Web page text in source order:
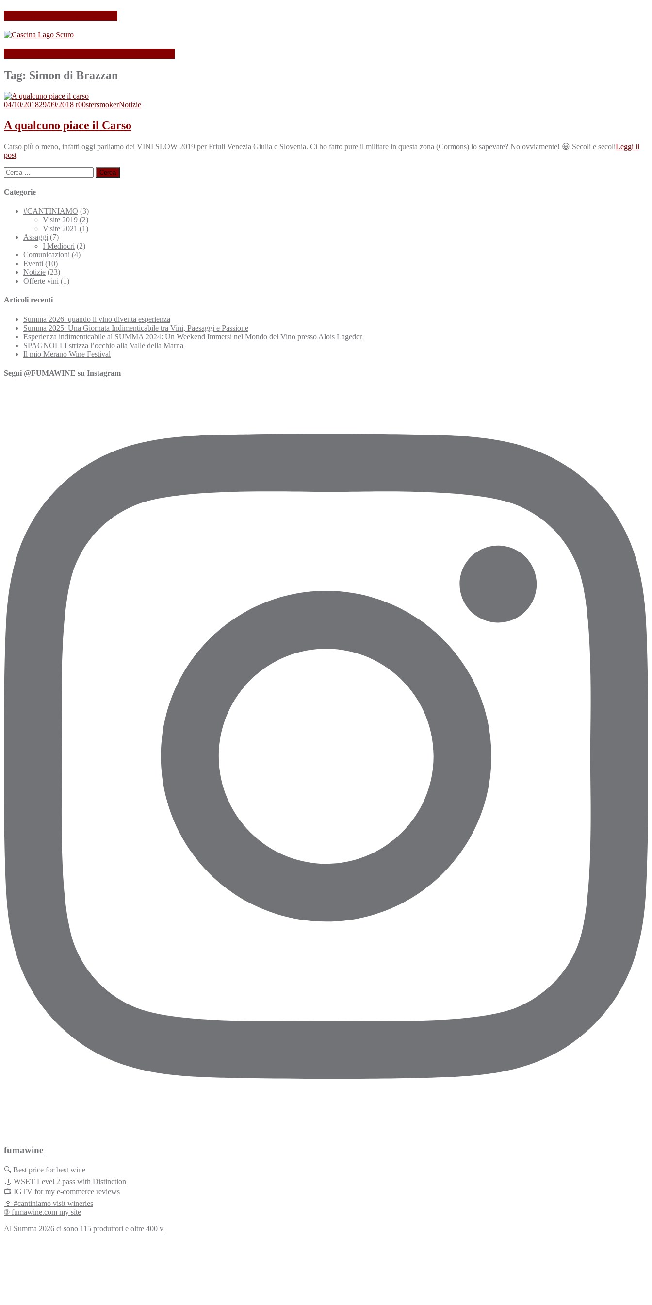
Tag: Simon di Brazzan
04/10/201829/09/2018 r00stersmokerNotizie
A qualcuno piace il Carso
Carso più o meno, infatti oggi parliamo dei VINI SLOW 2019 per Friuli Venezia Giulia e Slovenia. Ci ho fatto pure il militare in questa zona (Cormons) lo sapevate? No ovviamente! 😀 Secoli e secoliLeggi il
post
Ricerca
per:
Categorie
#CANTINIAMO (3)
Visite 2019 (2)
Visite 2021 (1)
Assaggi (7)
I Mediocri (2)
Comunicazioni (4)
Eventi (10)
Notizie (23)
Offerte vini (1)
Articoli recenti
Summa 2026: quando il vino diventa esperienza
Summa 2025: Una Giornata Indimenticabile tra Vini, Paesaggi e Passione
Esperienza indimenticabile al SUMMA 2024: Un Weekend Immersi nel Mondo del Vino presso Alois Lageder
SPAGNOLLI strizza l’occhio alla Valle della Marna
Il mio Merano Wine Festival
Segui @FUMAWINE su Instagram
fumawine
🔍 Best price for best wine
📃 WSET Level 2 pass with Distinction
📺 IGTV for my e-commerce reviews
🍷 #cantiniamo visit wineries
® fumawine.com my site
Al Summa 2026 ci sono 115 produttori e oltre 400 v